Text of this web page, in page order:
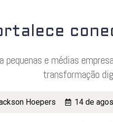
pequenas e médias
transformação
Hoepers 14 de